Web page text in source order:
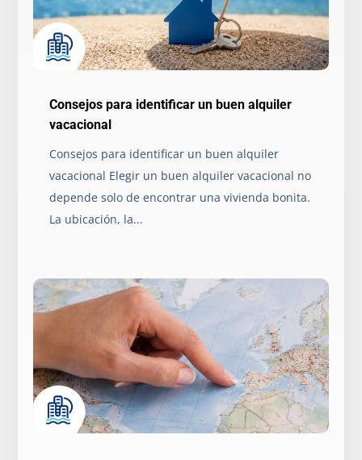
Consejos para identificar un buen alquiler
vacacional
Consejos para identificar un buen alquiler
vacacional Elegir un buen alquiler vacacional no
depende solo de encontrar una vivienda bonita.
La ubicación, la...